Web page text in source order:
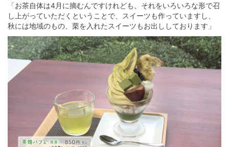
「お茶自体は4月に摘むんですけれども、それをいろいろな形で召
し上がっていただくということで、スイーツも作っていますし、
秋には地域のもの、栗を入れたスイーツもお出ししております」